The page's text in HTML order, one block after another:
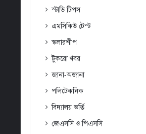
স্টাডি টিপস
এমসিকিউ টেস্ট
স্কলারশীপ
টুকরো খবর
জানা-অজানা
পলিটেকনিক
বিদ্যালয় ভর্তি
জেএসসি ও পিএসসি